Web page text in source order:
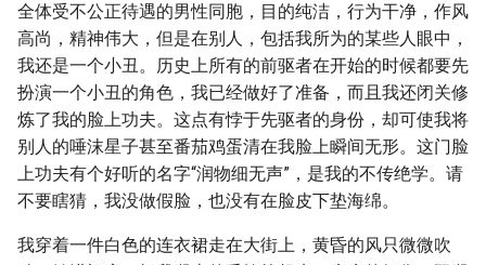
全体受不公正待遇的男性同胞，目的纯洁，行为干净，作风
高尚，精神伟大，但是在别人，包括我所为的某些人眼中，
我还是一个小丑。历史上所有的前驱者在开始的时候都要先
扮演一个小丑的角色，我已经做好了准备，而且我还闭关修
炼了我的脸上功夫。这点有悖于先驱者的身份，却可使我将
别人的唾沫星子甚至番茄鸡蛋清在我脸上瞬间无形。这门脸
上功夫有个好听的名字“润物细无声”，是我的不传绝学。请
不要瞎猜，我没做假脸，也没有在脸皮下垫海绵。
我穿着一件白色的连衣裙走在大街上，黄昏的风只微微吹